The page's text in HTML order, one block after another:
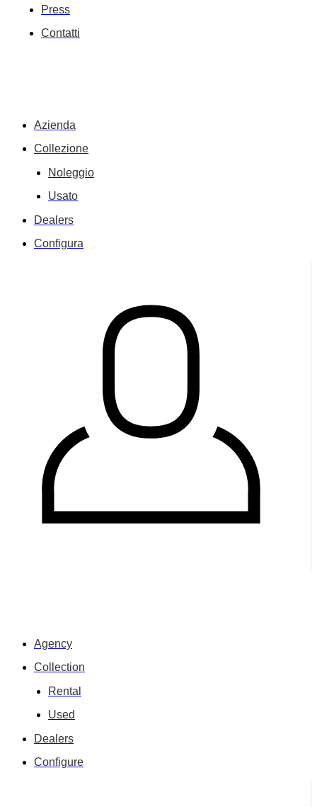
Press
Contatti
Azienda
Collezione
Noleggio
Usato
Dealers
Configura
Agency
Collection
Rental
Used
Dealers
Configure